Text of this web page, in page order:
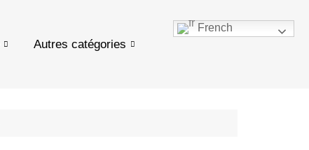
Autres catégories
French